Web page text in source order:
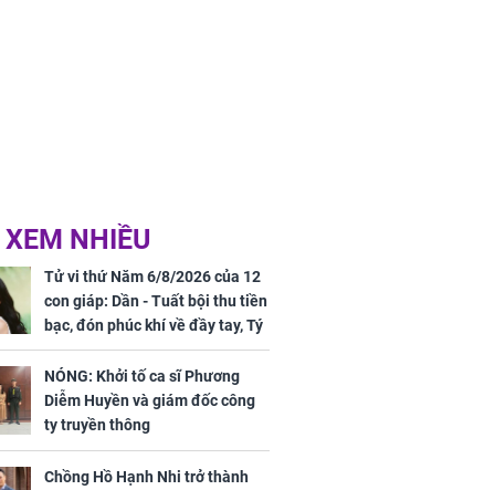
NHIỀU
Tử vi thứ Năm 6/8/2026 của 12
con giáp: Dần - Tuất bội thu tiền
bạc, đón phúc khí về đầy tay, Tý
- Mão công việc khó khăn, tiền
bạc đội nón ra đi
NÓNG: Khởi tố ca sĩ Phương
Diễm Huyền và giám đốc công
ty truyền thông
Chồng Hồ Hạnh Nhi trở thành